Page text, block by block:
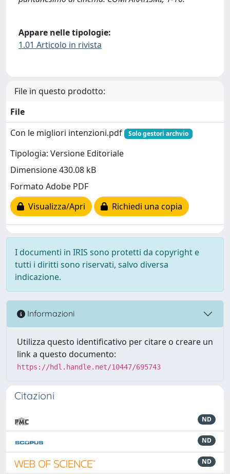
Appare nelle tipologie:
1.01 Articolo in rivista
File in questo prodotto:
File
Con le migliori intenzioni.pdf
Solo gestori archvio
Tipologia: Versione Editoriale
Dimensione 430.08 kB
Formato Adobe PDF
Visualizza/Apri
Richiedi una copia
I documenti in IRIS sono protetti da copyright e
tutti i diritti sono riservati, salvo diversa
indicazione.
Informazioni
Utilizza questo identificativo per citare o creare un
link a questo documento:
https://hdl.handle.net/10447/695743
Citazioni
ND
ND
ND